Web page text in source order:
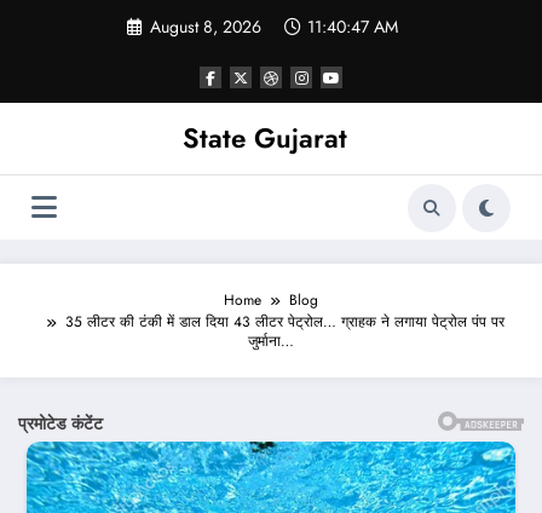
August 8, 2026 11:40:49 AM
State Gujarat
Home
Blog
35 लीटर की टंकी में डाल दिया 43 लीटर पेट्रोल… ग्राहक ने लगाया पेट्रोल पंप पर
जुर्माना…